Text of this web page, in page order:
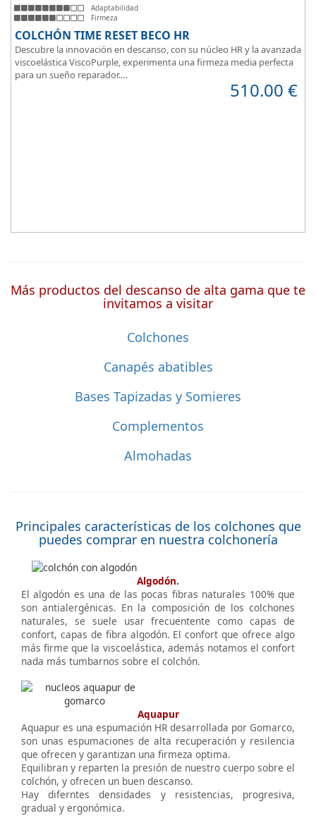
Adaptabilidad
Firmeza
COLCHÓN TIME RESET BECO HR
Descubre la innovación en descanso, con su núcleo HR y la avanzada
viscoelástica ViscoPurple, experimenta una firmeza media perfecta
para un sueño reparador.
Disfruta de su transpirabilidad y gran adaptabilidad, diseñado para
brindarte confort en cada momento. Además, es válido para camas
510.00 €
Más productos del descanso de alta gama que te
invitamos a visitar
Colchones
Canapés abatibles
Bases Tapizadas y Somieres
Complementos
Almohadas
Principales características de los colchones que
puedes comprar en nuestra colchonería
Algodón.
El algodón es una de las pocas fibras naturales 100% que
son antialergénicas. En la composición de los colchones
naturales, se suele usar frecuentente como capas de
confort, capas de fibra algodón. El confort que ofrece algo
más firme que la viscoelástica, además notamos el confort
nada más tumbarnos sobre el colchón.
Aquapur
Aquapur es una espumación HR desarrollada por Gomarco,
son unas espumaciones de alta recuperación y resilencia
que ofrecen y garantizan una firmeza optima.
Equilibran y reparten la presión de nuestro cuerpo sobre el
colchón, y ofrecen un buen descanso.
Hay diferntes densidades y resistencias, progresiva,
gradual y ergonómica.